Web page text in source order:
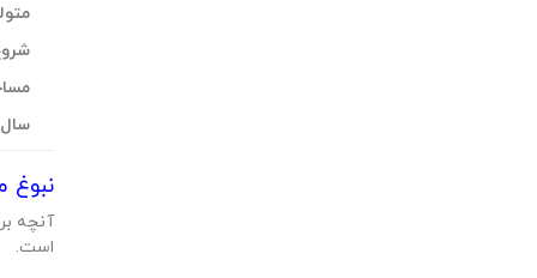
نبوغ
آنچه
است.